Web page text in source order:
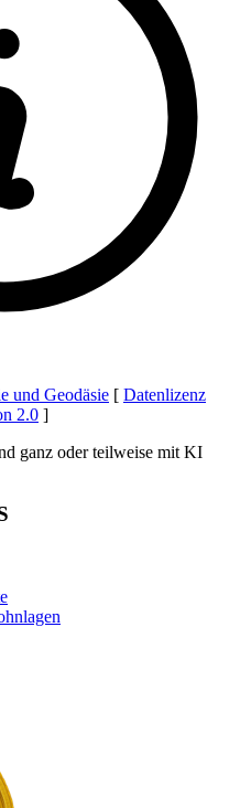
und Geodäsie [ Datenlizenz
2.0 ]
ganz oder teilweise mit KI